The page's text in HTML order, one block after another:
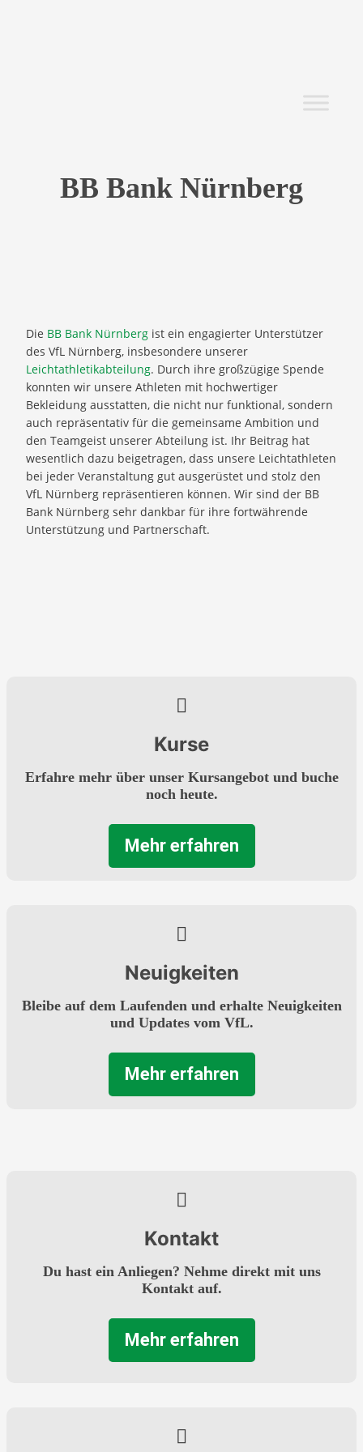
BB Bank Nürnberg
Die BB Bank Nürnberg ist ein engagierter Unterstützer
des VfL Nürnberg, insbesondere unserer
Leichtathletikabteilung. Durch ihre großzügige Spende
konnten wir unsere Athleten mit hochwertiger
Bekleidung ausstatten, die nicht nur funktional, sondern
auch repräsentativ für die gemeinsame Ambition und
den Teamgeist unserer Abteilung ist. Ihr Beitrag hat
wesentlich dazu beigetragen, dass unsere Leichtathleten
bei jeder Veranstaltung gut ausgerüstet und stolz den
VfL Nürnberg repräsentieren können. Wir sind der BB
Bank Nürnberg sehr dankbar für ihre fortwährende
Unterstützung und Partnerschaft.
Kurse
Erfahre mehr über unser Kursangebot und buche
noch heute.
Mehr erfahren
Neuigkeiten
Bleibe auf dem Laufenden und erhalte Neuigkeiten
und Updates vom VfL.
Mehr erfahren
Kontakt
Du hast ein Anliegen? Nehme direkt mit uns
Kontakt auf.
Mehr erfahren